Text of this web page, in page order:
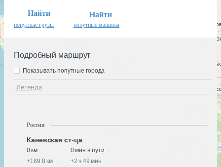
Найти
попутные грузы
Найти
попутные машины
Подробный маршрут
Легенда
Показывать попутные города
Россия
Каневская ст-ца
0 км
0 мин в пути
+189.8 км +2 ч 49 мин